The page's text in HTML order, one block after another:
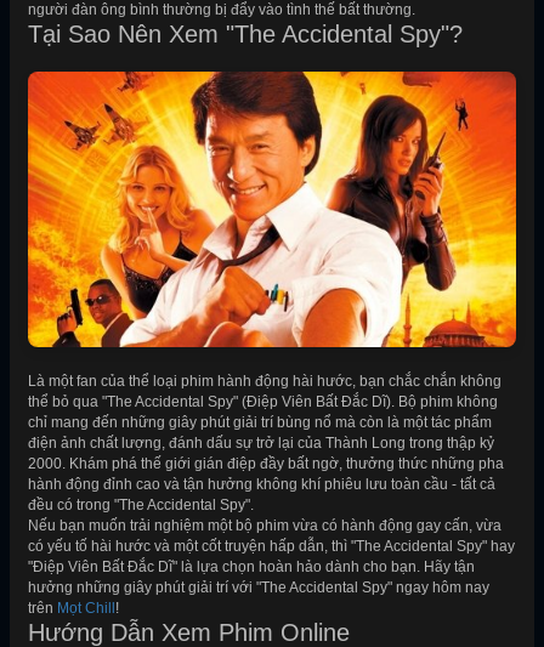
người đàn ông bình thường bị đẩy vào tình thế bất thường.
Tại Sao Nên Xem "The Accidental Spy"?
Là một fan của thể loại phim hành động hài hước, bạn chắc chắn không
thể bỏ qua "The Accidental Spy" (Điệp Viên Bất Đắc Dĩ). Bộ phim không
chỉ mang đến những giây phút giải trí bùng nổ mà còn là một tác phẩm
điện ảnh chất lượng, đánh dấu sự trở lại của Thành Long trong thập kỷ
2000. Khám phá thế giới gián điệp đầy bất ngờ, thưởng thức những pha
hành động đỉnh cao và tận hưởng không khí phiêu lưu toàn cầu - tất cả
đều có trong "The Accidental Spy".
Nếu bạn muốn trải nghiệm một bộ phim vừa có hành động gay cấn, vừa
có yếu tố hài hước và một cốt truyện hấp dẫn, thì "The Accidental Spy" hay
"Điệp Viên Bất Đắc Dĩ" là lựa chọn hoàn hảo dành cho bạn. Hãy tận
hưởng những giây phút giải trí với "The Accidental Spy" ngay hôm nay
trên Mọt Chill!
Hướng Dẫn Xem Phim Online